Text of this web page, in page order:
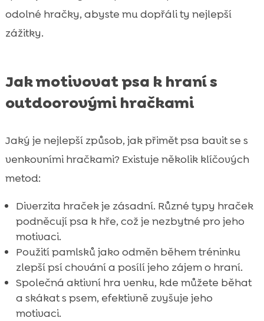
odolné hračky, abyste mu dopřáli ty nejlepší
zážitky.
Jak motivovat psa k hraní s
outdoorovými hračkami
Jaký je nejlepší způsob, jak přimět psa bavit se s
venkovními hračkami? Existuje několik klíčových
metod:
Diverzita hraček je zásadní. Různé typy hraček
podněcují psa k hře, což je nezbytné pro jeho
motivaci.
Použití pamlsků jako odměn během tréninku
zlepší psí chování a posílí jeho zájem o hraní.
Společná aktivní hra venku, kde můžete běhat
a skákat s psem, efektivně zvyšuje jeho
motivaci.